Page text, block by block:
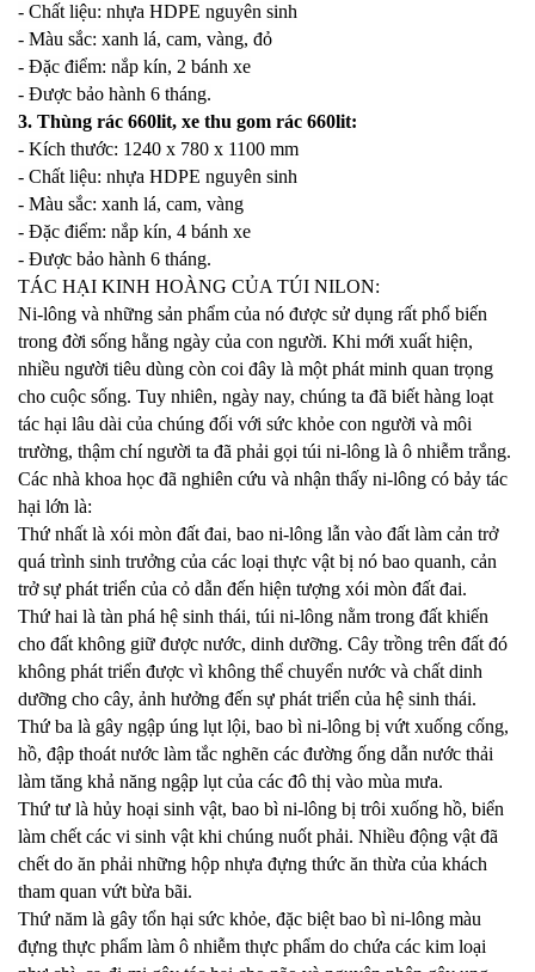
- Chất liệu: nhựa HDPE nguyên sinh
- Màu sắc: xanh lá, cam, vàng, đỏ
- Đặc điểm: nắp kín, 2 bánh xe
- Được bảo hành 6 tháng.
3. Thùng rác 660lit, xe thu gom rác 660lit:
- Kích thước: 1240 x 780 x 1100 mm
- Chất liệu: nhựa HDPE nguyên sinh
- Màu sắc: xanh lá, cam, vàng
- Đặc điểm: nắp kín, 4 bánh xe
- Được bảo hành 6 tháng.
TÁC HẠI KINH HOÀNG CỦA TÚI NILON:
Ni-lông và những sản phẩm của nó được sử dụng rất phổ biến
trong đời sống hằng ngày của con người. Khi mới xuất hiện,
nhiều người tiêu dùng còn coi đây là một phát minh quan trọng
cho cuộc sống. Tuy nhiên, ngày nay, chúng ta đã biết hàng loạt
tác hại lâu dài của chúng đối với sức khỏe con người và môi
trường, thậm chí người ta đã phải gọi túi ni-lông là ô nhiễm trắng.
Các nhà khoa học đã nghiên cứu và nhận thấy ni-lông có bảy tác
hại lớn là:
Thứ nhất là xói mòn đất đai, bao ni-lông lẫn vào đất làm cản trở
quá trình sinh trưởng của các loại thực vật bị nó bao quanh, cản
trở sự phát triển của cỏ dẫn đến hiện tượng xói mòn đất đai.
Thứ hai là tàn phá hệ sinh thái, túi ni-lông nằm trong đất khiến
cho đất không giữ được nước, dinh dưỡng. Cây trồng trên đất đó
không phát triển được vì không thể chuyển nước và chất dinh
dưỡng cho cây, ảnh hưởng đến sự phát triển của hệ sinh thái.
Thứ ba là gây ngập úng lụt lội, bao bì ni-lông bị vứt xuống cống,
hồ, đập thoát nước làm tắc nghẽn các đường ống dẫn nước thải
làm tăng khả năng ngập lụt của các đô thị vào mùa mưa.
Thứ tư là hủy hoại sinh vật, bao bì ni-lông bị trôi xuống hồ, biển
làm chết các vi sinh vật khi chúng nuốt phải. Nhiều động vật đã
chết do ăn phải những hộp nhựa đựng thức ăn thừa của khách
tham quan vứt bừa bãi.
Thứ năm là gây tổn hại sức khỏe, đặc biệt bao bì ni-lông màu
đựng thực phẩm làm ô nhiễm thực phẩm do chứa các kim loại